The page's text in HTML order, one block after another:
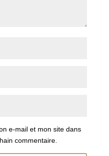
e-mail et mon site dans
commentaire.